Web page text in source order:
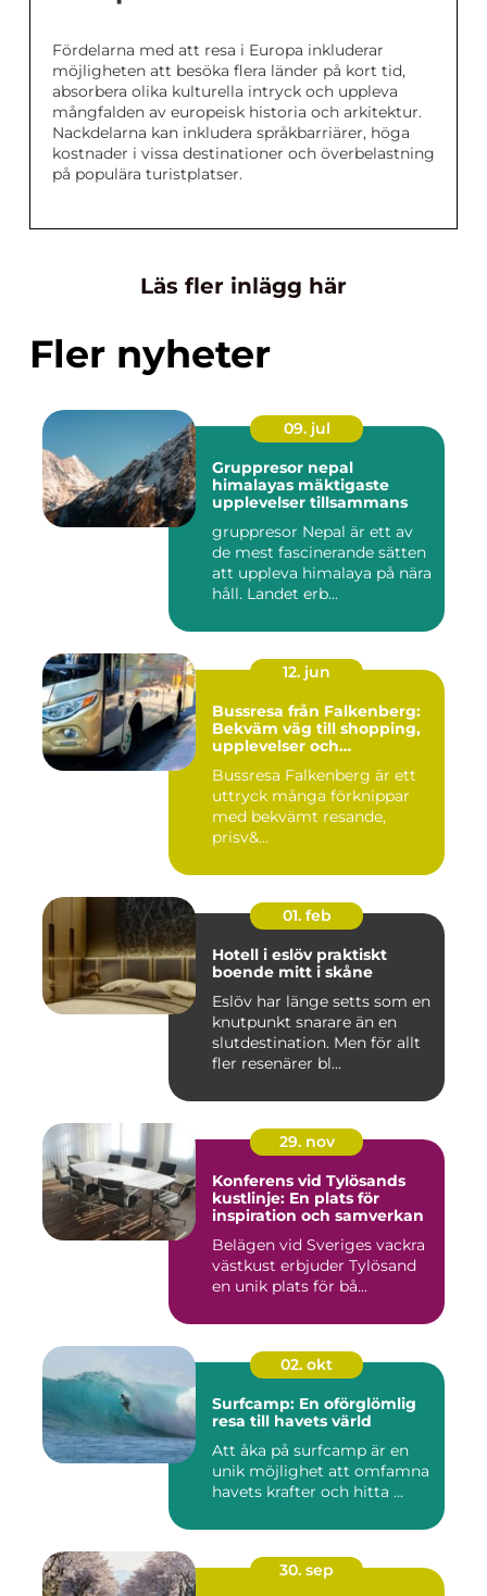
Fördelarna med att resa i Europa inkluderar
möjligheten att besöka flera länder på kort tid,
absorbera olika kulturella intryck och uppleva
mångfalden av europeisk historia och arkitektur.
Nackdelarna kan inkludera språkbarriärer, höga
kostnader i vissa destinationer och överbelastning
på populära turistplatser.
Läs fler inlägg här
Fler nyheter
09. jul
Gruppresor nepal
himalayas mäktigaste
upplevelser tillsammans
gruppresor Nepal är ett av
de mest fascinerande sätten
att uppleva himalaya på nära
håll. Landet erb...
12. jun
Bussresa från Falkenberg:
Bekväm väg till shopping,
upplevelser och
Bussresa Falkenberg är ett
uttryck många förknippar
med bekvämt resande,
prisv&...
01. feb
Hotell i eslöv praktiskt
boende mitt i skåne
Eslöv har länge setts som en
knutpunkt snarare än en
slutdestination. Men för allt
fler resenärer bl...
29. nov
Konferens vid Tylösands
kustlinje: En plats för
inspiration och samverkan
Belägen vid Sveriges vackra
västkust erbjuder Tylösand
en unik plats för bå...
02. okt
Surfcamp: En oförglömlig
resa till havets värld
Att åka på surfcamp är en
unik möjlighet att omfamna
havets krafter och hitta ...
30. sep